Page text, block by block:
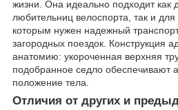
жизни. Она идеально подходит
любительниц велоспорта, так и
которым нужен надежный
загородных поездок. Конструкция
анатомию: укороченная верхняя
подобранное седло обеспечивают
положение тела.
Отличия от других и